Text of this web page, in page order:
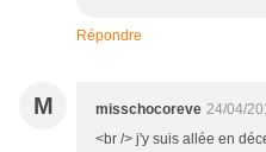
Répondre
M misschocoreve 24/04/
<br /> j'y suis allée en